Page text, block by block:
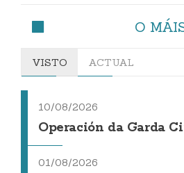
O
VISTO ACTUAL
10/08/2026
Operación da Garda
01/08/2026